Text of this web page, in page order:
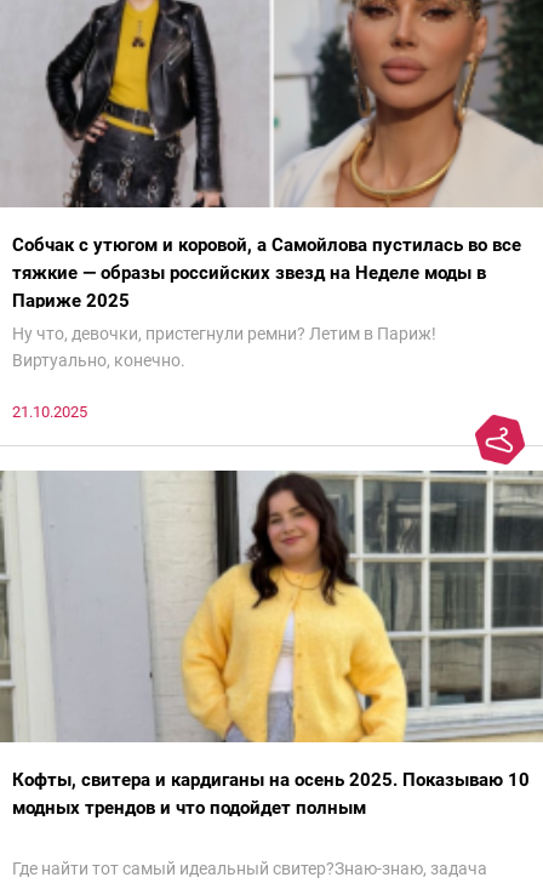
Собчак с утюгом и коровой, а Самойлова пустилась во все
тяжкие — образы российских звезд на Неделе моды в
Париже 2025
Ну что, девочки, пристегнули ремни? Летим в Париж!
Виртуально, конечно.
21.10.2025
Кофты, свитера и кардиганы на осень 2025. Показываю 10
модных трендов и что подойдет полным
Где найти тот самый идеальный свитер?Знаю-знаю, задача